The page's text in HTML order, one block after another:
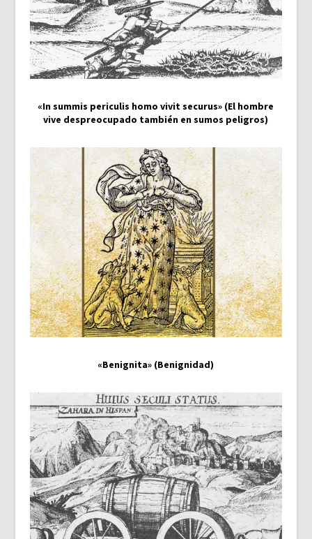
«In summis periculis homo vivit securus» (El hombre
vive despreocupado también en sumos peligros)
«Benignita» (Benignidad)